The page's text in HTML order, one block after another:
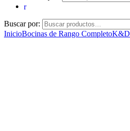
Buscar por:
InicioBocinas de Rango CompletoK&D